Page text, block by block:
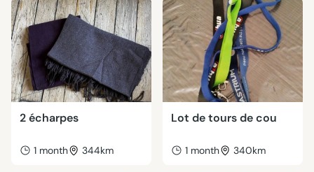
2 écharpes
1 month 344km
Lot de tours de cou
1 month 340km